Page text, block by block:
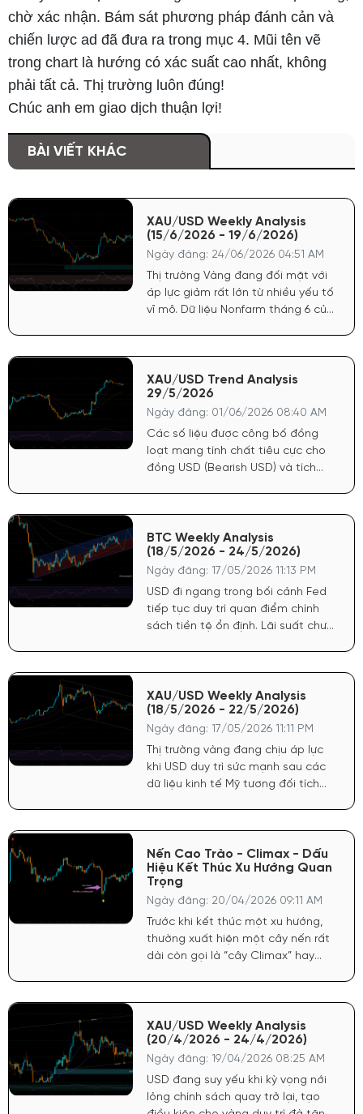
chờ xác nhận. Bám sát phương pháp đánh cản và
chiến lược ad đã đưa ra trong mục 4. Mũi tên vẽ
trong chart là hướng có xác suất cao nhất, không
phải tất cả. Thị trường luôn đúng!
Chúc anh em giao dịch thuận lợi!
BÀI VIẾT KHÁC
XAU/USD Weekly Analysis
(15/6/2026 - 19/6/2026)
Ngày đăng: 24/06/2026 04:51 AM
Thị trường Vàng đang đối mặt với
áp lực giảm rất lớn từ nhiều yếu tố
vĩ mô. Dữ liệu Nonfarm tháng 6 của
chắc để trì hoãn lộ trình nới lỏng
tiền tệ, trực tiếp tước đi động lực
tăng giá mạnh nhất của vàng.
XAU/USD Trend Analysis
29/5/2026
Ngày đăng: 01/06/2026 08:40 AM
Các số liệu được công bố đồng
loạt mang tính chất tiêu cực cho
đồng USD (Bearish USD) và tích
0.2% (thấp hơn dự báo 0.3%). Chỉ
số giá GDP sơ bộ cũng giảm còn
3.5% (dự báo 3.6%).
BTC Weekly Analysis
(18/5/2026 - 24/5/2026)
Ngày đăng: 17/05/2026 11:13 PM
USD đi ngang trong bối cảnh Fed
tiếp tục duy trì quan điểm chính
sách tiền tệ ổn định. Lãi suất chưa
lưu trú ở các tài sản rủi ro.
XAU/USD Weekly Analysis
(18/5/2026 - 22/5/2026)
Ngày đăng: 17/05/2026 11:11 PM
Thị trường vàng đang chịu áp lực
khi USD duy trì sức mạnh sau các
dữ liệu kinh tế Mỹ tương đối tích
trợ vàng bứt phá.
Nến Cao Trào - Climax - Dấu
Hiệu Kết Thúc Xu Hướng Quan
Trọng
Ngày đăng: 20/04/2026 09:11 AM
Trước khi kết thúc một xu hướng,
thường xuất hiện một cây nến rất
dài còn gọi là “cây Climax” hay
XAU/USD Weekly Analysis
(20/4/2026 - 24/4/2026)
Ngày đăng: 19/04/2026 08:25 AM
USD đang suy yếu khi kỳ vọng nới
lỏng chính sách quay trở lại, tạo